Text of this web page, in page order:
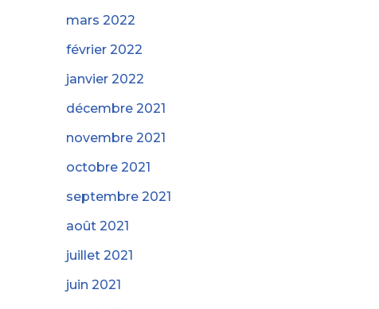
mars 2022
février 2022
janvier 2022
décembre 2021
novembre 2021
octobre 2021
septembre 2021
août 2021
juillet 2021
juin 2021